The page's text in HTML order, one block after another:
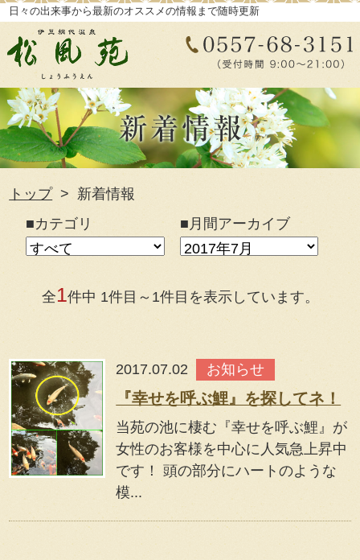
日々の出来事から最新のオススメの情報まで随時更新
トップ
新着情報
■カテゴリ
■月間アーカイブ
全1件中 1件目～1件目を表示しています。
2017.07.02 お知らせ
『幸せを呼ぶ鯉』を探してネ！
当苑の池に棲む『幸せを呼ぶ鯉』が
女性のお客様を中心に人気急上昇中
です！ 頭の部分にハートのような
模...